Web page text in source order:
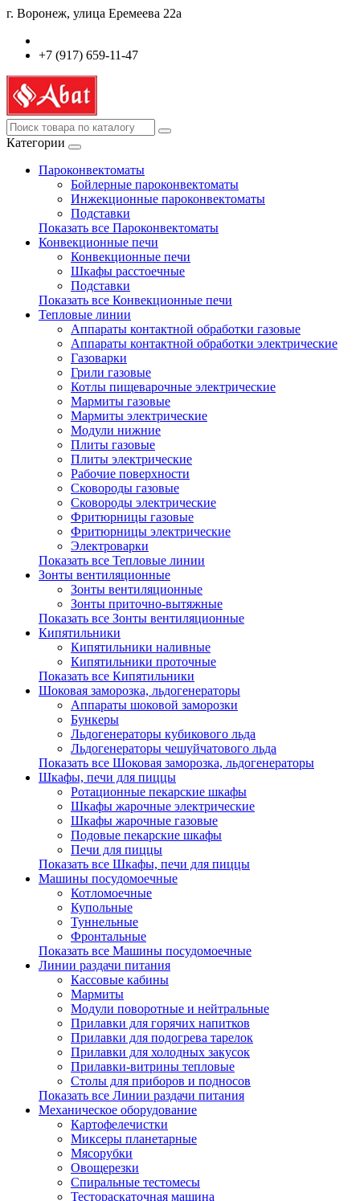
г. Воронеж, улица Еремеева 22а
+7 (917) 659-11-47
Категории
Пароконвектоматы
Бойлерные пароконвектоматы
Инжекционные пароконвектоматы
Подставки
Показать все Пароконвектоматы
Конвекционные печи
Конвекционные печи
Шкафы расстоечные
Подставки
Показать все Конвекционные печи
Тепловые линии
Аппараты контактной обработки газовые
Аппараты контактной обработки электрические
Газоварки
Грили газовые
Котлы пищеварочные электрические
Мармиты газовые
Мармиты электрические
Модули нижние
Плиты газовые
Плиты электрические
Рабочие поверхности
Сковороды газовые
Сковороды электрические
Фритюрницы газовые
Фритюрницы электрические
Электроварки
Показать все Тепловые линии
Зонты вентиляционные
Зонты вентиляционные
Зонты приточно-вытяжные
Показать все Зонты вентиляционные
Кипятильники
Кипятильники наливные
Кипятильники проточные
Показать все Кипятильники
Шоковая заморозка, льдогенераторы
Аппараты шоковой заморозки
Бункеры
Льдогенераторы кубикового льда
Льдогенераторы чешуйчатового льда
Показать все Шоковая заморозка, льдогенераторы
Шкафы, печи для пиццы
Ротационные пекарские шкафы
Шкафы жарочные электрические
Шкафы жарочные газовые
Подовые пекарские шкафы
Печи для пиццы
Показать все Шкафы, печи для пиццы
Машины посудомоечные
Котломоечные
Купольные
Туннельные
Фронтальные
Показать все Машины посудомоечные
Линии раздачи питания
Кассовые кабины
Мармиты
Модули поворотные и нейтральные
Прилавки для горячих напитков
Прилавки для подогрева тарелок
Прилавки для холодных закусок
Прилавки-витрины тепловые
Столы для приборов и подносов
Показать все Линии раздачи питания
Механическое оборудование
Картофелечистки
Миксеры планетарные
Мясорубки
Овощерезки
Спиральные тестомесы
Тестораскаточная машина